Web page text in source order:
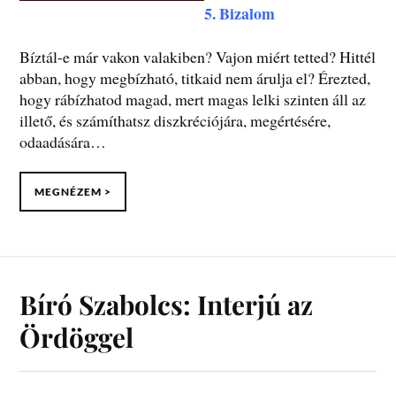
5. Bizalom
Bíztál-e már vakon valakiben? Vajon miért tetted? Hittél
abban, hogy megbízható, titkaid nem árulja el? Érezted,
hogy rábízhatod magad, mert magas lelki szinten áll az
illető, és számíthatsz diszkréciójára, megértésére,
odaadására…
MEGNÉZEM >
Bíró Szabolcs: Interjú az
Ördöggel